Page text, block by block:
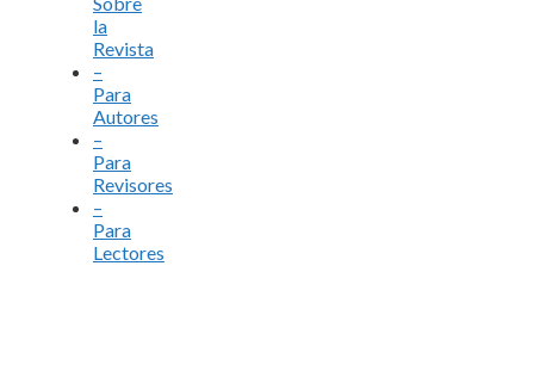
la
Revista
–
Para
Autores
–
Para
Revisores
–
Para
Lectores